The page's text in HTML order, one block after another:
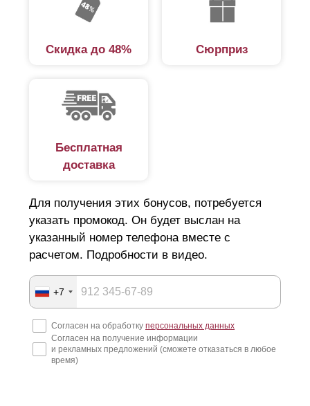
Скидка до 48% Сюрприз
Бесплатная
доставка
Для получения этих бонусов, потребуется
указать промокод. Он будет выслан на
указанный номер телефона вместе с
расчетом. Подробности в видео.
+7
Согласен на обработку персональных данных
Согласен на получение информации
и рекламных предложений (сможете отказаться в любое
время)